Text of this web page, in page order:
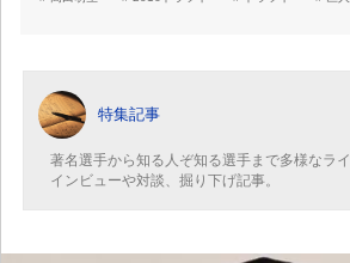
特集記事
著名選手から知る人ぞ知る選手まで多様なラ
インビューや対談、掘り下げ記事。